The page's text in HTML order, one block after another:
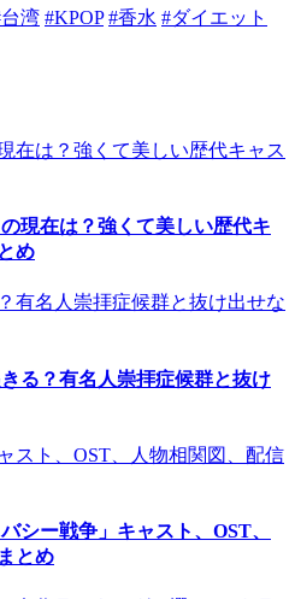
湾 #KPOP #香水 #ダイエット
現在は？強くて美しい歴代キ
め
る？有名人崇拝症候群と抜け
シー戦争」キャスト、OST、
とめ